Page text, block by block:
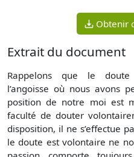
Obtenir
Extrait du document
Rappelons que le doute
l’angoisse où nous avons
position de notre moi est
faculté de douter
disposition, il ne s’effectue
le doute est volontaire ne